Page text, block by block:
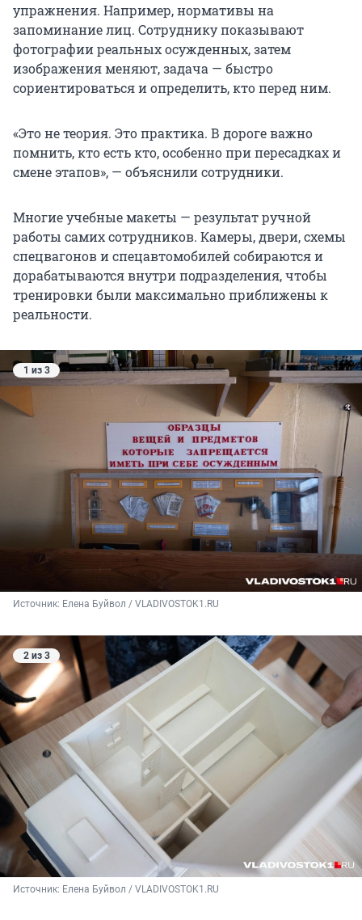
упражнения. Например, нормативы на
запоминание лиц. Сотруднику показывают
фотографии реальных осужденных, затем
изображения меняют, задача — быстро
сориентироваться и определить, кто перед ним.
«Это не теория. Это практика. В дороге важно
помнить, кто есть кто, особенно при пересадках и
смене этапов», — объяснили сотрудники.
Многие учебные макеты — результат ручной
работы самих сотрудников. Камеры, двери, схемы
спецвагонов и спецавтомобилей собираются и
дорабатываются внутри подразделения, чтобы
тренировки были максимально приближены к
реальности.
1 из 3
Источник: Елена Буйвол / VLADIVOSTOK1.RU
2 из 3
Источник: Елена Буйвол / VLADIVOSTOK1.RU